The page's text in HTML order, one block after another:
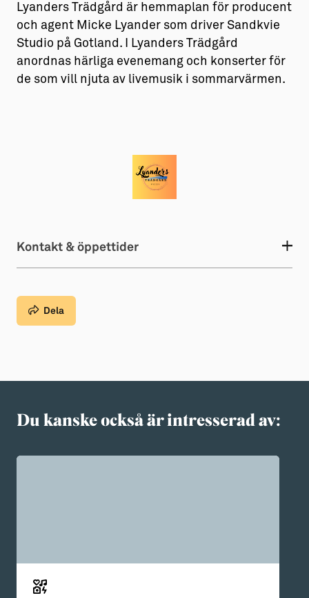
Lyanders Trädgård är hemmaplan för producent
och agent Micke Lyander som driver Sandkvie
Studio på Gotland. I Lyanders Trädgård
anordnas härliga evenemang och konserter för
de som vill njuta av livemusik i sommarvärmen.
Kontakt & öppettider
Dela
Du kanske också är intresserad av: